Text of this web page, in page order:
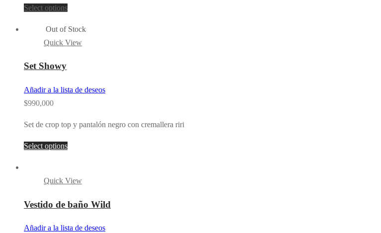
Select options
Out of Stock
Quick View
Set Showy
Añadir a la lista de deseos
$990,000
Set de crop top y pantalón negro con cremallera riri
Select options
Quick View
Vestido de baño Wild
Añadir a la lista de deseos